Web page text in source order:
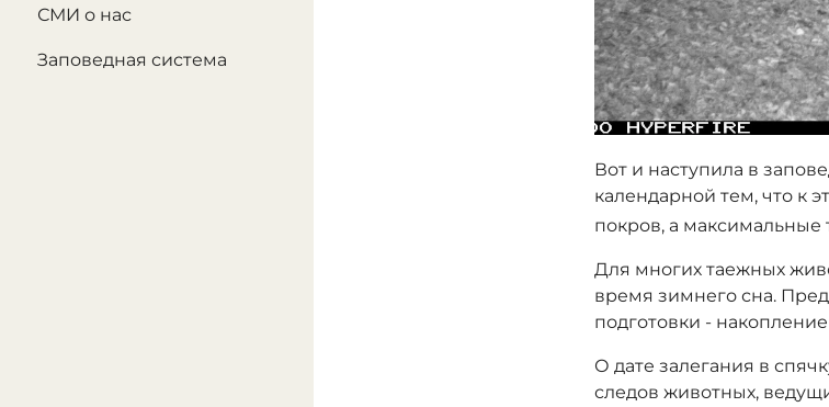
СМИ о нас
Заповедная система
Вот и наступила в
календарной тем, что к
покров, а
Для многих таежных
время зимнего сна.
подготовки -
О дате залегания в
следов животных,